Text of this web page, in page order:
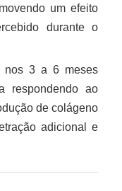
um efeito
durante o
nos 3 a 6 meses
respondendo ao
de colágeno
adicional e